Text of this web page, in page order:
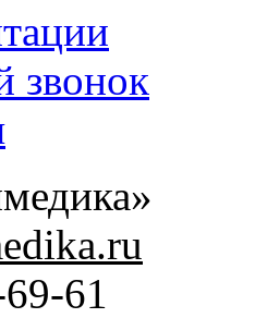
звонок
61